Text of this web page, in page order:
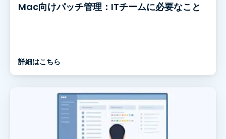
Mac向けパッチ管理：ITチームに必要なこと
詳細はこちら